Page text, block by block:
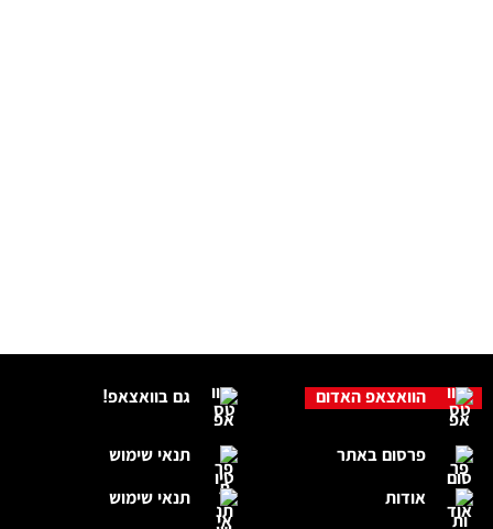
גם בוואצאפ!
תנאי שימוש
תנאי שימוש
הוואצאפ האדום
פרסום באתר
אודות